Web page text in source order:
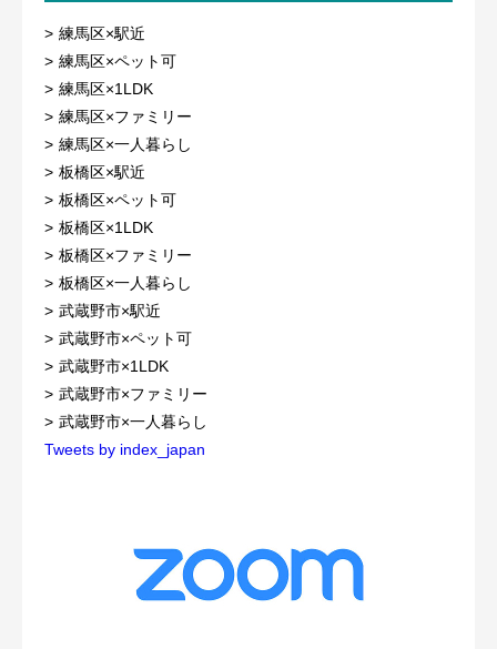
練馬区×駅近
練馬区×ペット可
練馬区×1LDK
練馬区×ファミリー
練馬区×一人暮らし
板橋区×駅近
板橋区×ペット可
板橋区×1LDK
板橋区×ファミリー
板橋区×一人暮らし
武蔵野市×駅近
武蔵野市×ペット可
武蔵野市×1LDK
武蔵野市×ファミリー
武蔵野市×一人暮らし
Tweets by index_japan